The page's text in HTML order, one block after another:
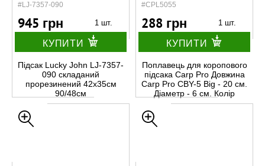
#LJ-7357-090
945 грн 1 шт.
КУПИТИ
Підсак Lucky John LJ-7357-
090 складаний
прорезинений 42х35см
90/48см
#CPL5055
288 грн 1 шт.
КУПИТИ
Поплавець для коропового
підсака Carp Pro Довжина
Carp Pro CBY-5 Big - 20 см.
Діаметр - 6 см. Колір